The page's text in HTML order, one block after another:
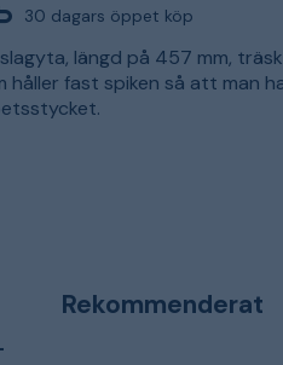
30 dagars öppet köp
längd på 457 mm,
fast spiken så att man
Rekommenderat